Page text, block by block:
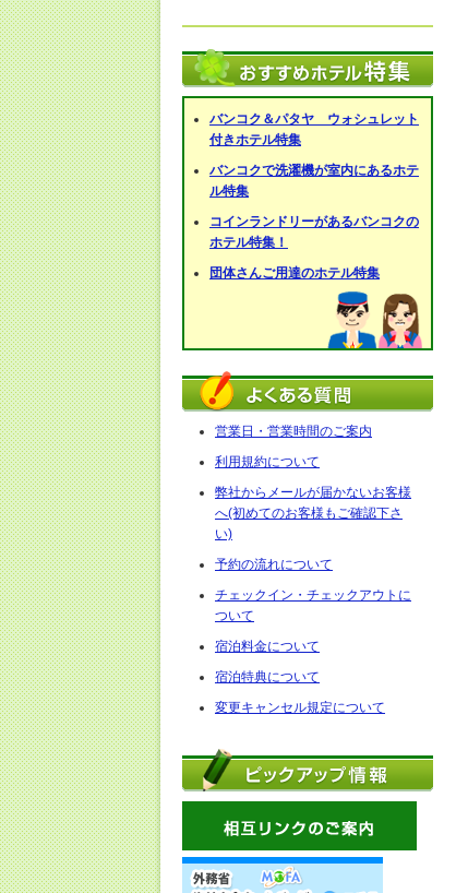
バンコク＆パタヤ ウォシュレット
付きホテル特集
バンコクで洗濯機が室内にあるホテ
ル特集
コインランドリーがあるバンコクの
ホテル特集！
団体さんご用達のホテル特集
営業日・営業時間のご案内
利用規約について
弊社からメールが届かないお客様
へ(初めてのお客様もご確認下さ
い)
予約の流れについて
チェックイン・チェックアウトに
ついて
宿泊料金について
宿泊特典について
変更キャンセル規定について